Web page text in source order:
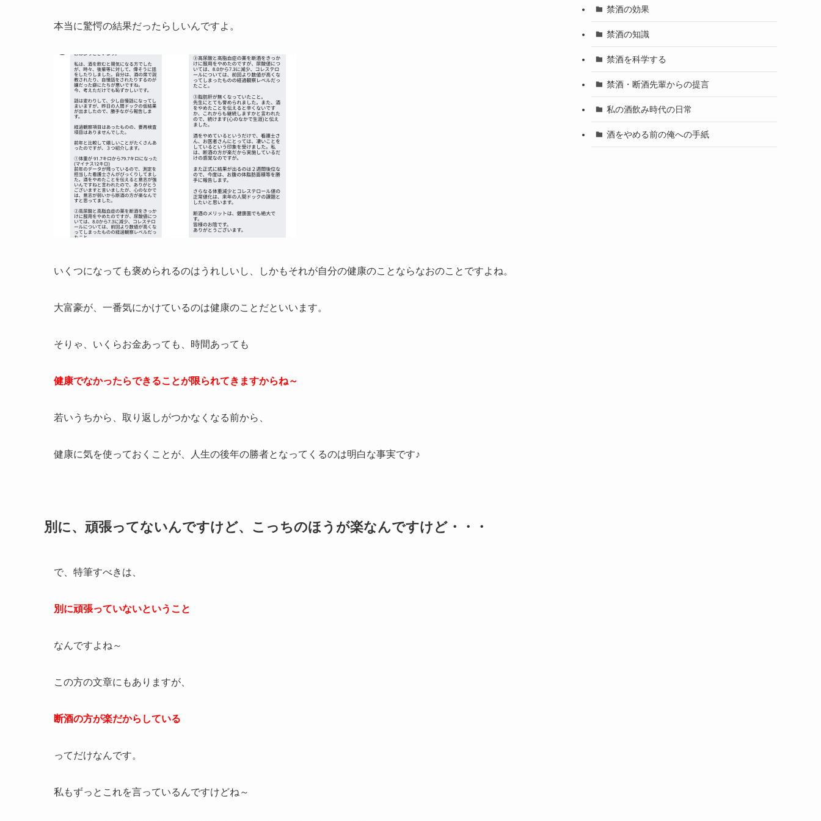
本当に驚愕の結果だったらしいんですよ。
いくつになっても褒められるのはうれしいし、しかもそれが自分の健康のことならなおのことですよね。
大富豪が、一番気にかけているのは健康のことだといいます。
そりゃ、いくらお金あっても、時間あっても
健康でなかったらできることが限られてきますからね～
若いうちから、取り返しがつかなくなる前から、
健康に気を使っておくことが、人生の後年の勝者となってくるのは明白な事実です♪
別に、頑張ってないんですけど、こっちのほうが楽なんですけど・・・
で、特筆すべきは、
別に頑張っていないということ
なんですよね～
この方の文章にもありますが、
断酒の方が楽だからしている
ってだけなんです。
私もずっとこれを言っているんですけどね～
禁酒の効果
禁酒の知識
禁酒を科学する
禁酒・断酒先輩からの提言
私の酒飲み時代の日常
酒をやめる前の俺への手紙